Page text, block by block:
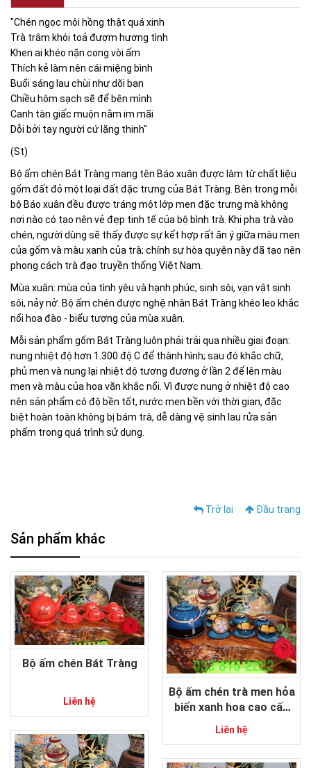
"Chén ngọc môi hồng thật quá xinh
Trà trâm khói toả đượm hương tình
Khen ai khéo nặn cong vòi ấm
Thích kẻ làm nên cái miệng bình
Buổi sáng lau chùi như dõi bạn
Chiều hôm sạch sẽ để bên mình
Canh tàn giấc muộn nằm im mãi
Dỗi bởi tay người cứ lặng thinh"
(St)
Bộ ấm chén Bát Tràng mang tên Báo xuân được làm từ chất liệu
gốm đất đỏ một loại đất đặc trưng của Bát Tràng. Bên trong mỗi
bộ Báo xuân đều được tráng một lớp men đặc trưng mà không
nơi nào có tạo nên vẻ đẹp tinh tế của bộ bình trà. Khi pha trà vào
chén, người dùng sẽ thấy được sự kết hợp rất ăn ý giữa màu men
của gốm và màu xanh của trà; chính sự hòa quyện này đã tạo nên
phong cách trà đạo truyền thống Việt Nam.
Mùa xuân: mùa của tình yêu và hạnh phúc, sinh sôi, vạn vật sinh
sôi, nảy nở. Bộ ấm chén được nghệ nhân Bát Tràng khéo leo khắc
nổi hoa đào - biểu tượng của mùa xuân.
Mỗi sản phẩm gốm Bát Tràng luôn phải trải qua nhiều giai đoạn:
nung nhiệt độ hơn 1.300 độ C để thành hình; sau đó khắc chữ,
phủ men và nung lại nhiệt độ tương đương ở lần 2 để lên màu
men và màu của hoa văn khắc nổi. Vì được nung ở nhiệt độ cao
nên sản phẩm có độ bền tốt, nước men bền với thời gian, đặc
biệt hoàn toàn không bị bám trà, dễ dàng vệ sinh lau rửa sản
phẩm trong quá trình sử dụng.
Trở lại Đầu trang
Sản phẩm khác
Bộ ấm chén Bát Tràng
Liên hệ
Bộ ấm chén trà men hỏa
biến xanh hoa cao cấp
Liên hệ